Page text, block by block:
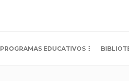
PROGRAMAS EDUCATIVOS